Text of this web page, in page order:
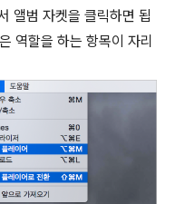
앨범 자켓을 클릭하면 됩
역할을 하는 항목이 자리